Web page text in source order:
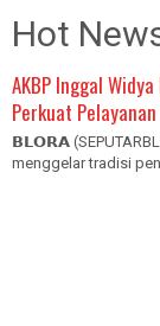
Hot
AKBP Inggal
Perkuat
𝗕𝗟𝗢𝗥𝗔
menggelar tradisi